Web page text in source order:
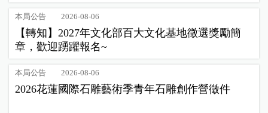
本局公告 2026-08-06
【轉知】2027年文化部百大文化基地徵選獎勵簡
章，歡迎踴躍報名~
本局公告 2026-08-06
2026花蓮國際石雕藝術季青年石雕創作營徵件